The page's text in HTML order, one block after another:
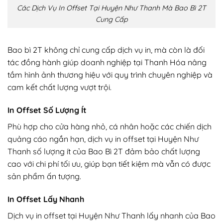
Các Dịch Vụ In Offset Tại Huyện Như Thanh Mà Bao Bì 2T
Cung Cấp
Bao bì 2T không chỉ cung cấp dịch vụ in, mà còn là đối
tác đồng hành giúp doanh nghiệp tại Thanh Hóa nâng
tầm hình ảnh thương hiệu với quy trình chuyên nghiệp và
cam kết chất lượng vượt trội.
In Offset Số Lượng Ít
Phù hợp cho cửa hàng nhỏ, cá nhân hoặc các chiến dịch
quảng cáo ngắn hạn, dịch vụ in offset tại Huyện Như
Thanh số lượng ít của Bao Bì 2T đảm bảo chất lượng
cao với chi phí tối ưu, giúp bạn tiết kiệm mà vẫn có được
sản phẩm ấn tượng.
In Offset Lấy Nhanh
Dịch vụ in offset tại Huyện Như Thanh lấy nhanh của Bao